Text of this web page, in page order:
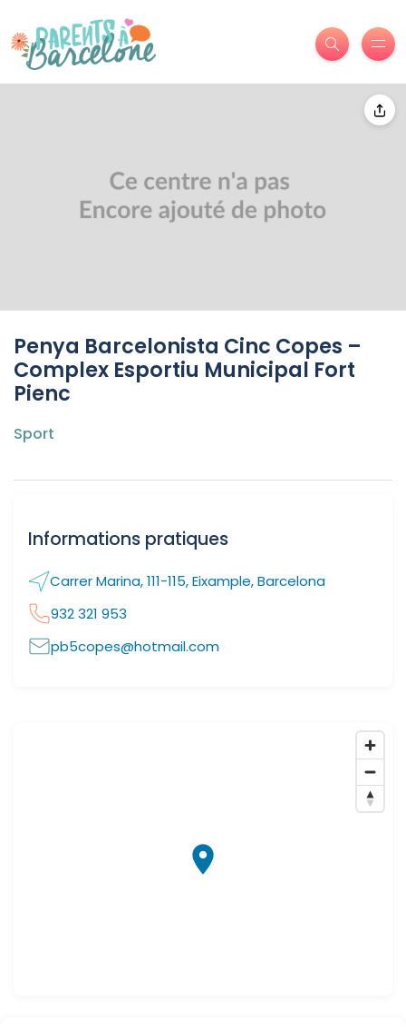
Penya Barcelonista Cinc Copes –
Complex Esportiu Municipal Fort
Pienc
Sport
Informations pratiques
Carrer Marina, 111-115, Eixample, Barcelona
932 321 953
pb5copes@hotmail.com